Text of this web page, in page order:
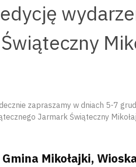
edycję
Świąteczny
zapraszamy w dniach 5-7
Jarmark Świąteczny
Gmina Mikołajki,